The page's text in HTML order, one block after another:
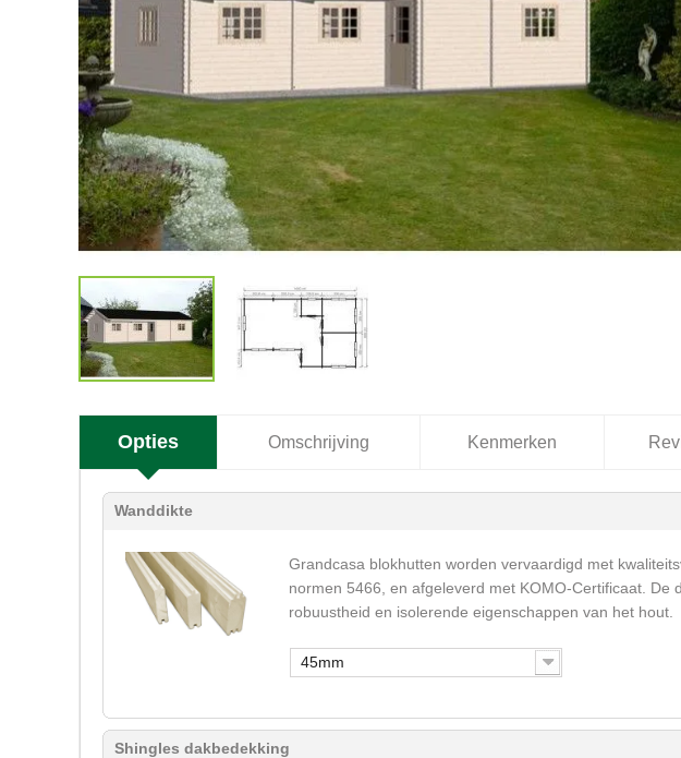
Opties Omschrijving Kenmerken
Wanddikte
Grandcasa blokhutten worden vervaardigd met
normen 5466, en afgeleverd met KOMO-Certificaat. De
robuustheid en isolerende eigenschappen van het hout.
45mm
Shingles dakbedekking